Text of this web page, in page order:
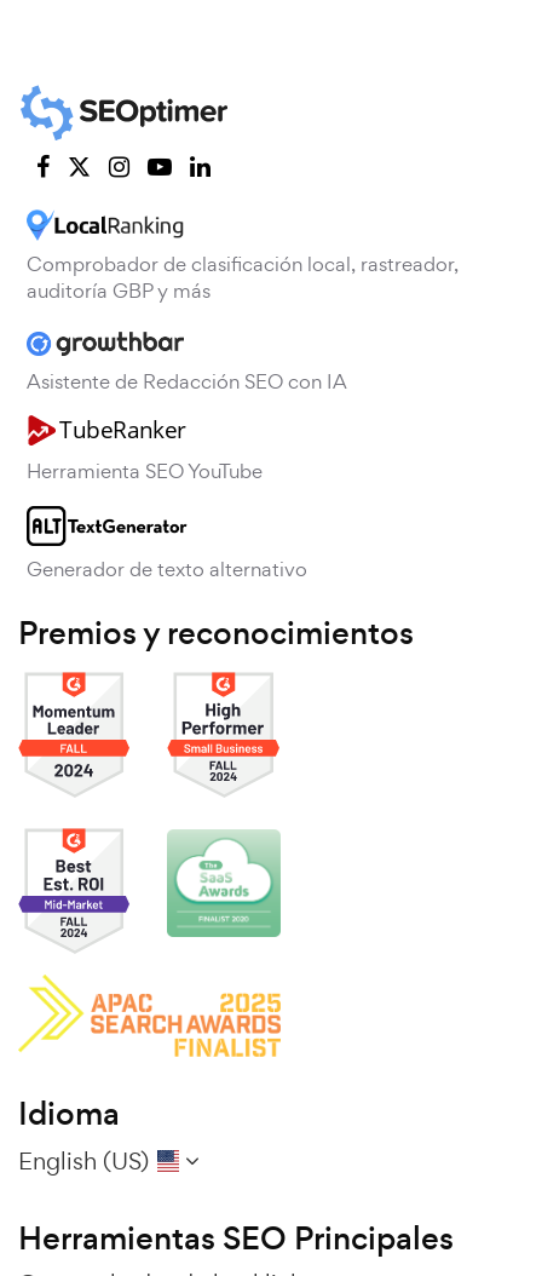
Comprobador de clasificación local, rastreador,
auditoría GBP y más
Asistente de Redacción SEO con IA
Herramienta SEO YouTube
Generador de texto alternativo
Premios y reconocimientos
Idioma
English (US)
Herramientas SEO Principales